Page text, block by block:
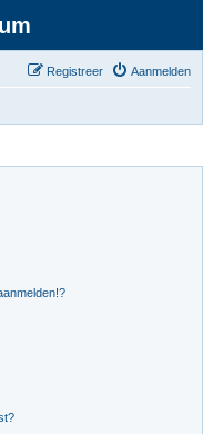
Aanmelden
Registreer